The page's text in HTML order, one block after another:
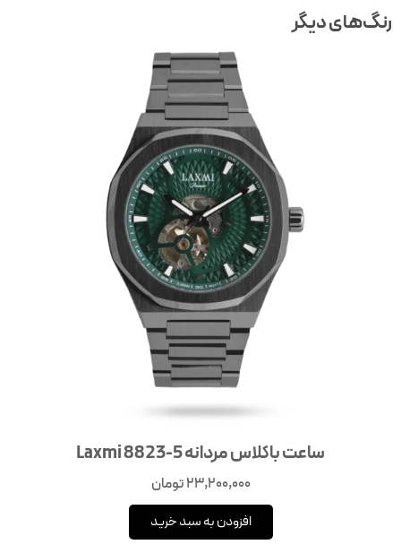
رنگ‌های دیگر
ساعت باکلاس مردانه Laxmi 8823-5
23,200,000تومان
افزودن به سبد خرید